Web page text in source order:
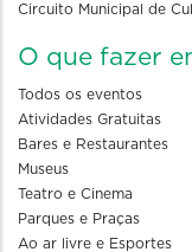
Circuito Municipal de
O que fazer
Todos os eventos
Atividades Gratuitas
Bares e Restaurantes
Museus
Teatro e Cinema
Parques e Praças
Ao ar livre e Esportes